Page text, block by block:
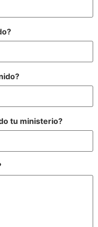
tu ministerio?